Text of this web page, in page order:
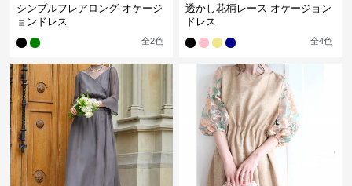
シンプルフレアロング オケージ
ョンドレス
全2色
透かし花柄レース オケージョン
ドレス
全4色